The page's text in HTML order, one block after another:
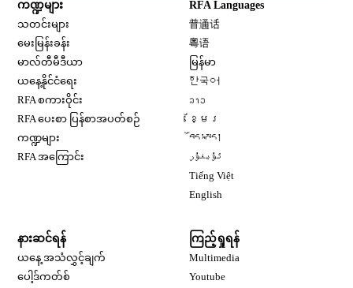
ကဏ္ဍများ
သတင်းများ
မေးမြန်းခန်း
မာလ်တီမီဒီယာ
ယနေ့နိုင်ငံရေး
RFA စကားဝိုင်း
RFA ပေးစာ ပြန်စာအပတ်စဉ်
ကဏ္ဍများ
RFA အကြောင်း
RFA Languages
普通话
粤语
မြန်မာ
한국어
ລາວ
ខ្មែរ
བོད་སྐད།
ئۇيغۇر
Tiếng Việt
English
နားဆင်ရန်
ယနေ့ အသံလွှင့်ချက်
ပေါ့ဒ်ကတ်စ်
ကြည့်ရှုရန်
Multimedia
Youtube